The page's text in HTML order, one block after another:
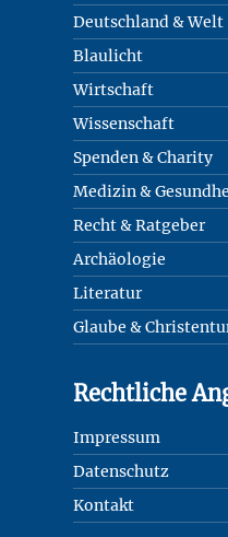
Deutschland & Welt
Blaulicht
Wirtschaft
Wissenschaft
Spenden & Charity
Medizin &
Recht & Ratgeber
Archäologie
Literatur
Glaube &
Rechtliche
Impressum
Datenschutz
Kontakt